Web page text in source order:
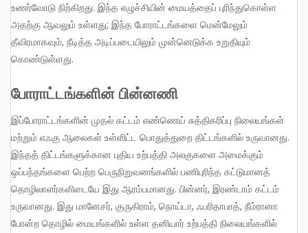
உணர்வோடு நிற்கிறது. இந்த எழுச்சியின் மையத்தைப் புரிந்துகொள்ள
அதற்கு ஆவலும் உள்ளது; இந்த போராட்டங்களை மென்மேலும்
தீவிரமாகவும், நீடித்த அடிப்படையிலும் முன்னெடுக்க உறுதியும்
கொண்டுள்ளது.
போராட்டங்களின் பின்னணி
இப்போராட்டங்களின் முதல் கட்டம் எண்ணெய் சுத்திகரிப்பு நிலையங்கள்
மற்றும் எஃகு ஆலைகள் உள்ளிட்ட பொதுத்துறை திட்டங்களில் உருவானது.
இந்தத் திட்டங்களுக்கான புதிய உற்பத்தி அலகுகளை அமைக்கும்
ஒப்பந்தங்களை பெற்ற பெருநிறுவனங்களில் பணிபுரிந்த கட்டுமானத்
தொழிலாளர்களிடையே இது ஆரம்பமானது. பின்னர், இரண்டாம் கட்டம்
உருவானது. இது மானேசர், குருகிராம், நொய்டா, ஃபரிதாபாத், நீம்ரானா
போன்ற தொழில் மையங்களில் உள்ள தனியார் உற்பத்தி நிலையங்களில்